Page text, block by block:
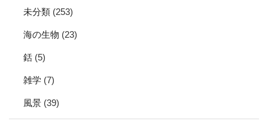
未分類 (253)
海の生物 (23)
銛 (5)
雑学 (7)
風景 (39)